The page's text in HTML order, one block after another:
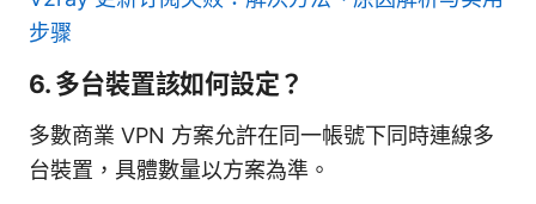
步骤
6. 多台裝置該如何設定？
多數商業 VPN 方案允許在同一帳號下同時連線多
台裝置，具體數量以方案為準。